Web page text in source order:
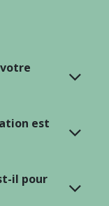
est
il pour